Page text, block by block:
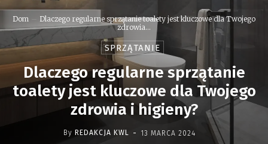
Dom
Dlaczego regularne sprzątanie toalety jest kluczowe dla Twojego
zdrowia...
SPRZĄTANIE
Dlaczego regularne sprzątanie
toalety jest kluczowe dla Twojego
zdrowia i higieny?
By REDAKCJA KWL - 13 MARCA 2024